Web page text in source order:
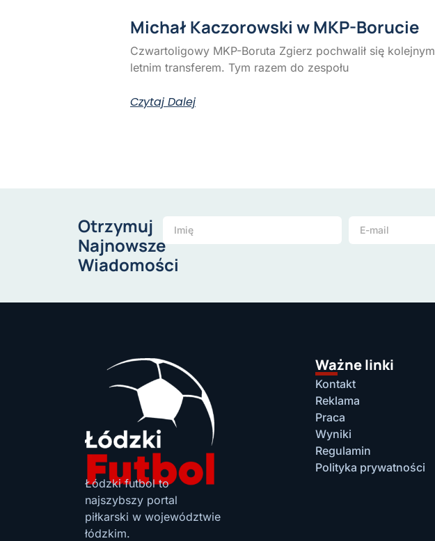
Michał Kaczorowski w MKP-Borucie
Czwartoligowy MKP-Boruta Zgierz pochwalił się kolejnym
letnim transferem. Tym razem do zespołu
Czytaj Dalej
Otrzymuj
Najnowsze
Wiadomości
Łódzki futbol to
najszybszy portal
piłkarski w województwie
łódzkim.
Ważne linki
Kontakt
Reklama
Praca
Wyniki
Regulamin
Polityka prywatności